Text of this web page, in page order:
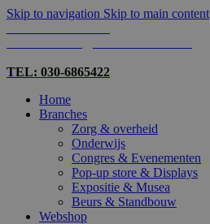
Skip to navigation Skip to main content
TEL: 030-6865422
Home
Branches
Zorg & overheid
Onderwijs
Congres & Evenementen
Pop-up store & Displays
Expositie & Musea
Beurs & Standbouw
Webshop